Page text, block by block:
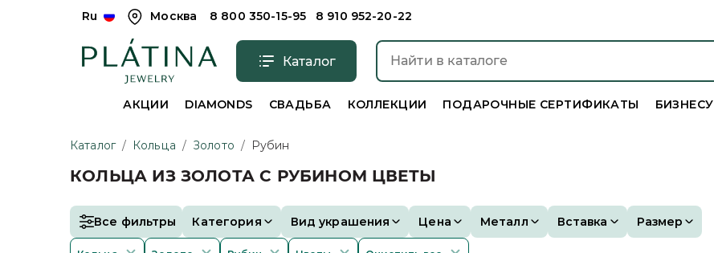
Ru Москва 8 800 350-15-95 8 910 952-20-22
Каталог
АКЦИИ DIAMONDS СВАДЬБА КОЛЛЕКЦИИ ПОДАРОЧНЫЕ СЕРТИФИКАТЫ БИЗНЕСУ
Каталог / Кольца / Золото / Рубин
КОЛЬЦА ИЗ ЗОЛОТА С РУБИНОМ ЦВЕТЫ
Все фильтры Категория Вид украшения Цена Металл Вставка Размер